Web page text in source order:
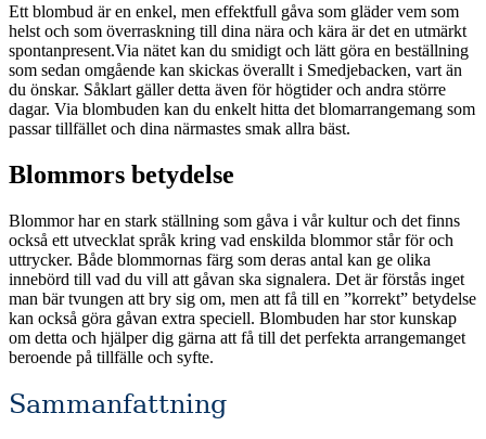
Ett blombud är en enkel, men effektfull gåva som gläder vem som
helst och som överraskning till dina nära och kära är det en utmärkt
spontanpresent.Via nätet kan du smidigt och lätt göra en beställning
som sedan omgående kan skickas överallt i Smedjebacken, vart än
du önskar. Såklart gäller detta även för högtider och andra större
dagar. Via blombuden kan du enkelt hitta det blomarrangemang som
passar tillfället och dina närmastes smak allra bäst.
Blommors betydelse
Blommor har en stark ställning som gåva i vår kultur och det finns
också ett utvecklat språk kring vad enskilda blommor står för och
uttrycker. Både blommornas färg som deras antal kan ge olika
innebörd till vad du vill att gåvan ska signalera. Det är förstås inget
man bär tvungen att bry sig om, men att få till en ”korrekt” betydelse
kan också göra gåvan extra speciell. Blombuden har stor kunskap
om detta och hjälper dig gärna att få till det perfekta arrangemanget
beroende på tillfälle och syfte.
Sammanfattning